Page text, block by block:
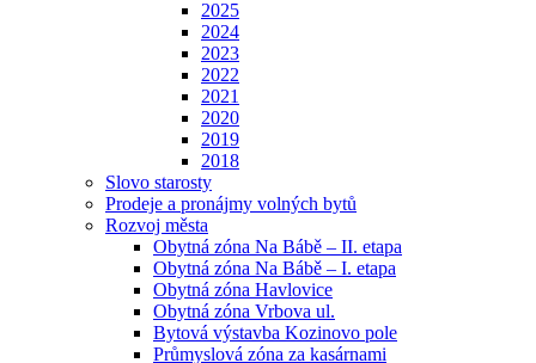
2025
2024
2023
2022
2021
2020
2019
2018
Slovo starosty
Prodeje a pronájmy volných bytů
Rozvoj města
Obytná zóna Na Bábě – II. etapa
Obytná zóna Na Bábě – I. etapa
Obytná zóna Havlovice
Obytná zóna Vrbova ul.
Bytová výstavba Kozinovo pole
Průmyslová zóna za kasárnami